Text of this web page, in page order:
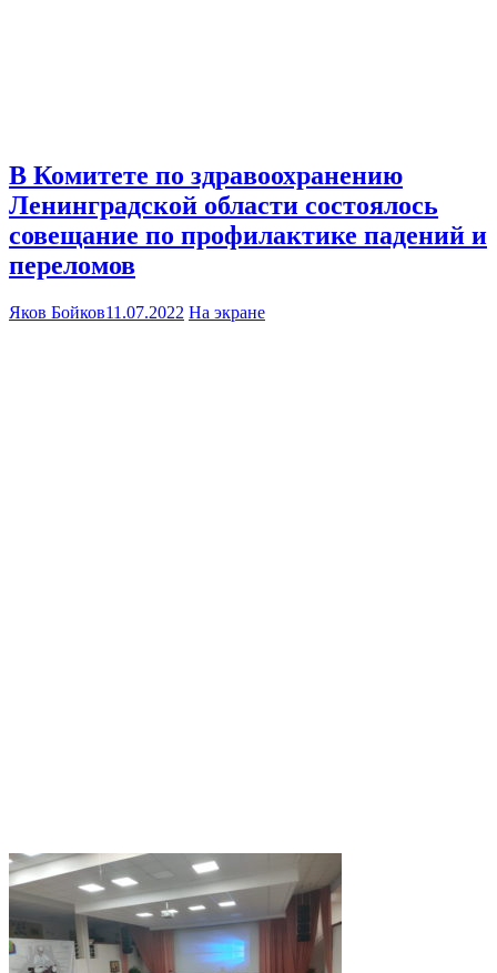
В Комитете по здравоохранению
Ленинградской области состоялось
совещание по профилактике падений и
переломов
Яков Бойков11.07.2022 На экране